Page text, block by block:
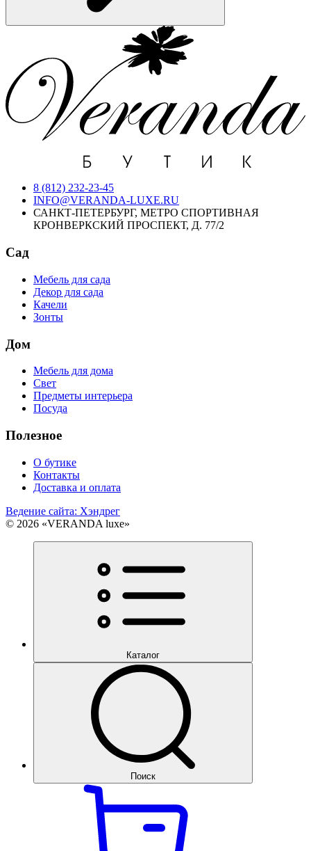
8 (812) 232-23-45
INFO@VERANDA-LUXE.RU
САНКТ-ПЕТЕРБУРГ, МЕТРО СПОРТИВНАЯ
КРОНВЕРКСКИЙ ПРОСПЕКТ, Д. 77/2
Сад
Мебель для сада
Декор для сада
Качели
Зонты
Дом
Мебель для дома
Свет
Предметы интерьера
Посуда
Полезное
О бутике
Контакты
Доставка и оплата
Ведение сайта: Хэндрег
© 2026 «VERANDA luxe»
Каталог
Поиск